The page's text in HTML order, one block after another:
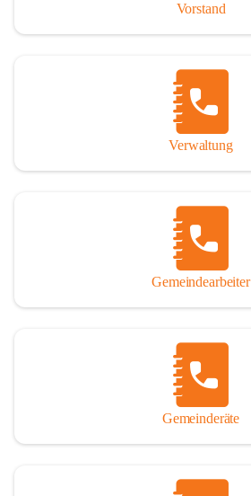
Vorstand
Verwaltung
Gemeindearbeiter
Gemeinderäte